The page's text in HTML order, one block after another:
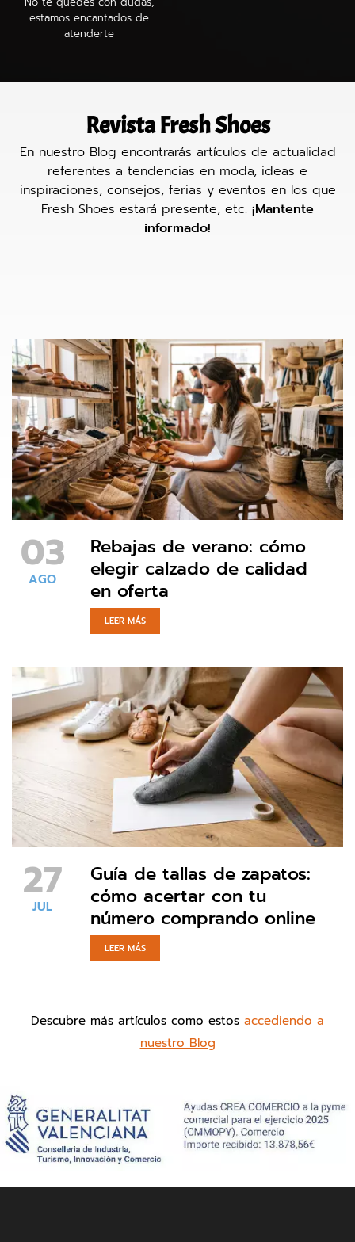
estamos encantados de
atenderte
Revista Fresh Shoes
En nuestro Blog encontrarás artículos de actualidad
referentes a tendencias en moda, ideas e
inspiraciones, consejos, ferias y eventos en los que
Fresh Shoes estará presente, etc. ¡Mantente
informado!
03
AGO
Rebajas de verano: cómo
elegir calzado de calidad
en oferta
LEER MÁS
27
JUL
Guía de tallas de zapatos:
cómo acertar con tu
número comprando online
LEER MÁS
Descubre más artículos como estos accediendo a
nuestro Blog